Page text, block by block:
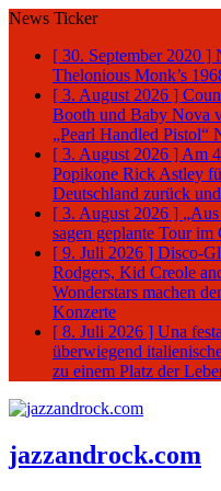
News Ticker
[ 30. September 2020 ]
Thelonious Monk’s
[ 3. August 2026 ]
Booth und Baby Nova
„Pearl Handled Pistol“
[ 3. August 2026 ] Am
Popikone Rick Astley
Deutschland zurück
[ 3. August 2026 ]
sagen geplante Tour im
[ 9. Juli 2026 ] Disco-
Rodgers, Kid Creole
Wonderstars machen
Konzerte
[ 8. Juli 2026 ] Una
überwiegend
zu einem Platz der
jazzandrock.com